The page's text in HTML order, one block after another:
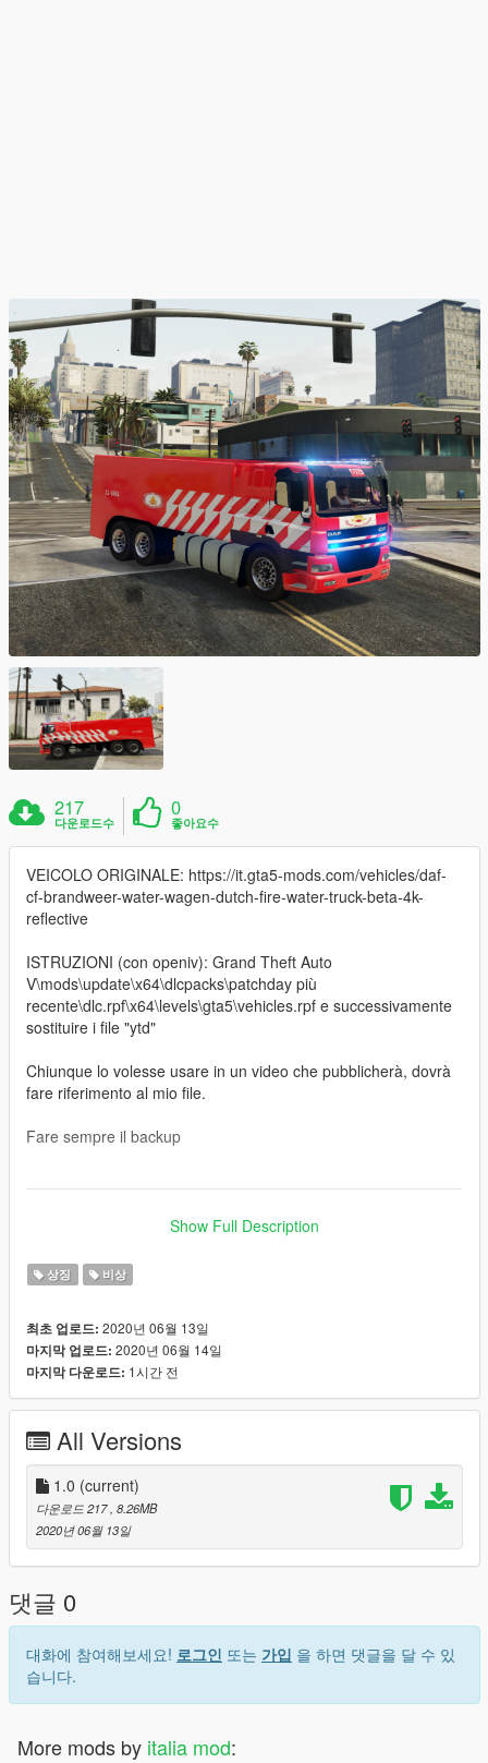
217
다운로드수
0
좋아요수
VEICOLO ORIGINALE: https://it.gta5-mods.com/vehicles/daf-
cf-brandweer-water-wagen-dutch-fire-water-truck-beta-4k-
reflective
ISTRUZIONI (con openiv): Grand Theft Auto
V\mods\update\x64\dlcpacks\patchday più
recente\dlc.rpf\x64\levels\gta5\vehicles.rpf e successivamente
sostituire i file "ytd"
Chiunque lo volesse usare in un video che pubblicherà, dovrà
fare riferimento al mio file.
Fare sempre il backup
brandweer-water-wagen-dutch-fire-water-truck-beta-4k-
reflective
INSTRUCTIONS (with openiv): Grand Theft Auto V \ mods \
update \ x64 \ dlcpacks \ patchday latest patchday \ dlc.rpf \
x64 \ levels \ gta5 \ Vehicles.rpf and listed the "ytd" files
have to refer to my file.
Always backup
Show Full Description
상징 비상
최초 업로드: 2020년 06월 13일
마지막 업로드: 2020년 06월 14일
마지막 다운로드: 1시간 전
All Versions
1.0 (current)
다운로드 217, 8.26MB
2020년 06월 13일
댓글 0
대화에 참여해보세요! 로그인 또는 가입 을 하면 댓글을 달 수 있
습니다.
More mods by italia mod: